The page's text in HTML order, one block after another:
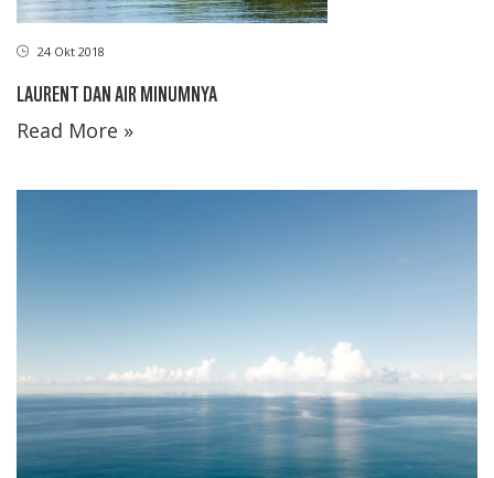
24 Okt 2018
LAURENT DAN AIR MINUMNYA
Read More »